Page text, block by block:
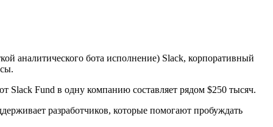
аналитического бота исполнение) Slack, корпоративный
Slack Fund в одну компанию составляет рядом $250 тысяч.
разработчиков, которые помогают пробуждать